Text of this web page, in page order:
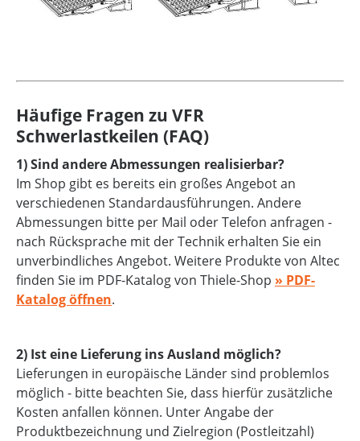
Häufige Fragen zu VFR
Schwerlastkeilen (FAQ)
1) Sind andere Abmessungen realisierbar?
Im Shop gibt es bereits ein großes Angebot an
verschiedenen Standardausführungen. Andere
Abmessungen bitte per Mail oder Telefon anfragen -
nach Rücksprache mit der Technik erhalten Sie ein
unverbindliches Angebot. Weitere Produkte von Altec
finden Sie im PDF-Katalog von Thiele-Shop » PDF-
Katalog öffnen.
2) Ist eine Lieferung ins Ausland möglich?
Lieferungen in europäische Länder sind problemlos
möglich - bitte beachten Sie, dass hierfür zusätzliche
Kosten anfallen können. Unter Angabe der
Produktbezeichnung und Zielregion (Postleitzahl)